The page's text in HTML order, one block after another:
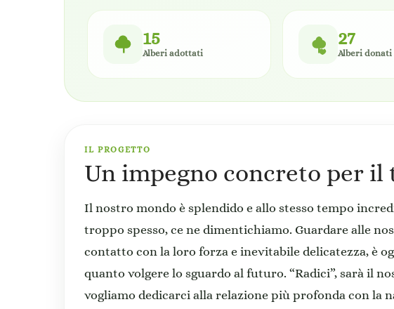
15
Alberi adottati
27
Alberi donati
IL PROGETTO
Un impegno concreto per
Il nostro mondo è splendido e allo stesso tempo
troppo spesso, ce ne dimentichiamo. Guardare alle
contatto con la loro forza e inevitabile delicatezza, è
quanto volgere lo sguardo al futuro. “Radici”, sarà il
vogliamo dedicarci alla relazione più profonda con la